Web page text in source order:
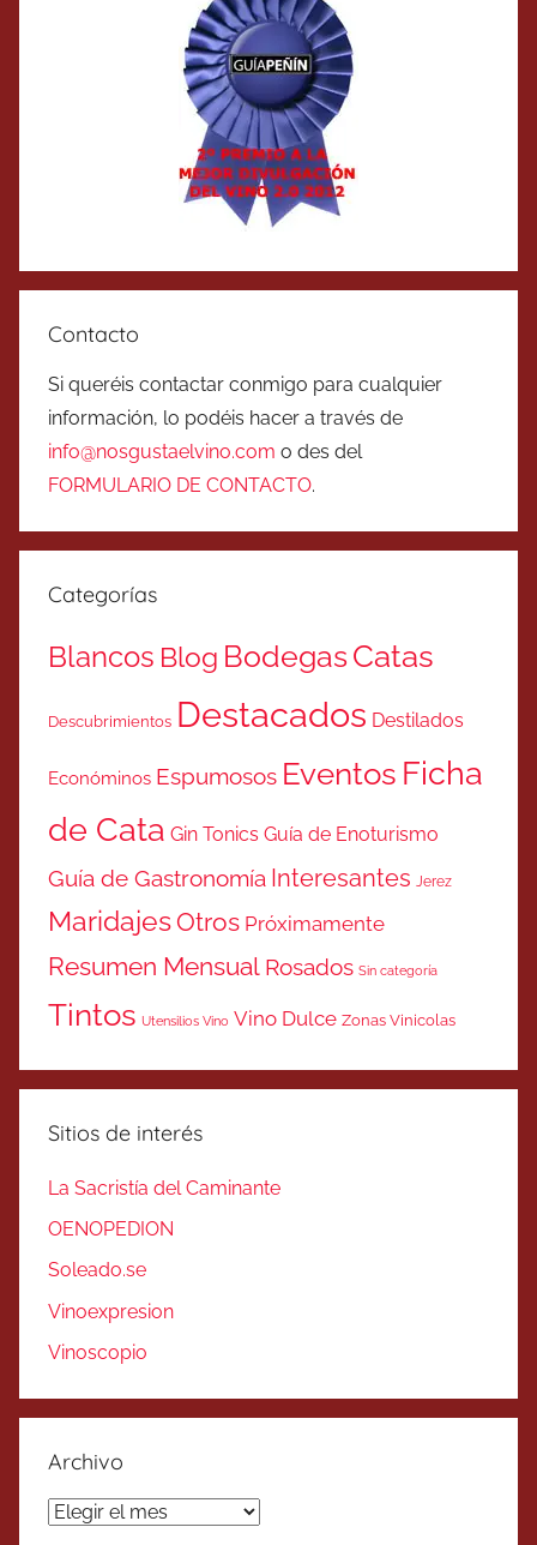
Contacto
Si queréis contactar conmigo para cualquier
información, lo podéis hacer a través de
info@nosgustaelvino.com o des del
FORMULARIO DE CONTACTO.
Categorías
Blancos Blog BodegasCatas
Descubrimientos Destacados Destilados
Económinos Espumosos Eventos Ficha
de Cata Gin Tonics Guía de Enoturismo
Guía de Gastronomía Interesantes Jerez
MaridajesOtros Próximamente
Resumen Mensual Rosados Sin categoría
Tintos Utensilios Vino Vino Dulce Zonas Vinicolas
Sitios de interés
La Sacristía del Caminante
OENOPEDION
Soleado.se
Vinoexpresion
Vinoscopio
Archivo
Archivo